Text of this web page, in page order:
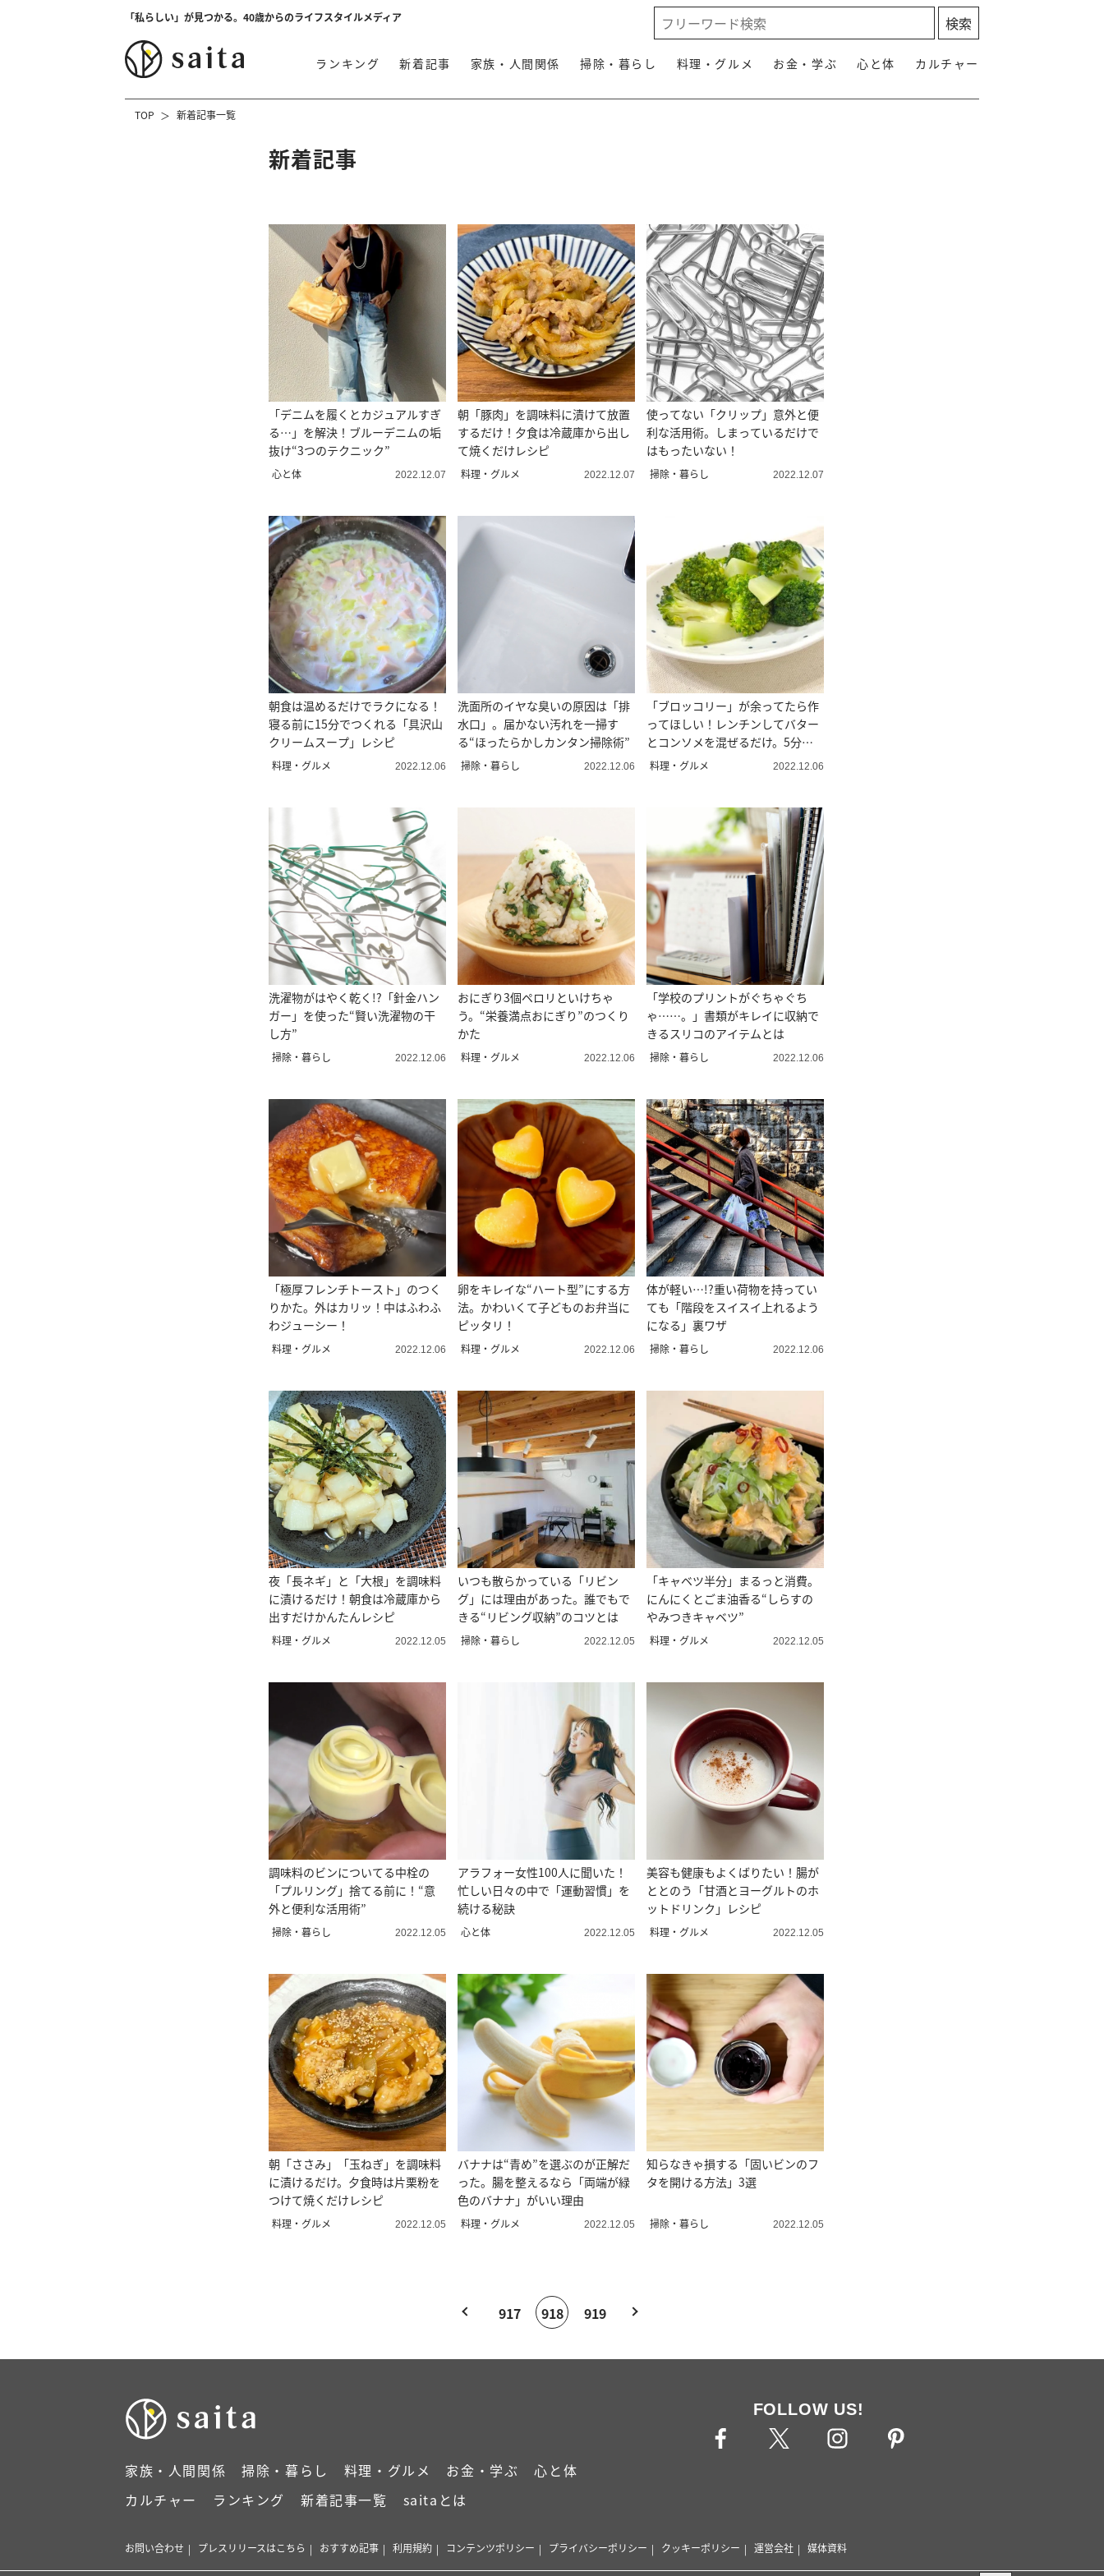
「私らしい」が見つかる。40歳からのライフスタイルメディア
ランキング 新着記事 家族・人間関係 掃除・暮らし 料理・グルメ お金・学ぶ 心と体 カルチャー
TOP 新着記事一覧
新着記事
「デニムを履くとカジュアルすぎ
る…」を解決！ブルーデニムの垢
抜け“3つのテクニック”
心と体 2022.12.07
朝「豚肉」を調味料に漬けて放置
するだけ！夕食は冷蔵庫から出し
て焼くだけレシピ
料理・グルメ 2022.12.07
使ってない「クリップ」意外と便
利な活用術。しまっているだけで
はもったいない！
掃除・暮らし 2022.12.07
朝食は温めるだけでラクになる！
寝る前に15分でつくれる「具沢山
クリームスープ」レシピ
料理・グルメ 2022.12.06
洗面所のイヤな臭いの原因は「排
水口」。届かない汚れを一掃す
る“ほったらかしカンタン掃除術”
掃除・暮らし 2022.12.06
「ブロッコリー」が余ってたら作
ってほしい！レンチンしてバター
とコンソメを混ぜるだけ。5分レ
シピ
料理・グルメ 2022.12.06
洗濯物がはやく乾く!?「針金ハン
ガー」を使った“賢い洗濯物の干
し方”
掃除・暮らし 2022.12.06
おにぎり3個ペロリといけちゃ
う。“栄養満点おにぎり”のつくり
かた
料理・グルメ 2022.12.06
「学校のプリントがぐちゃぐち
ゃ……。」書類がキレイに収納で
きるスリコのアイテムとは
掃除・暮らし 2022.12.06
「極厚フレンチトースト」のつく
りかた。外はカリッ！中はふわふ
わジューシー！
料理・グルメ 2022.12.06
卵をキレイな“ハート型”にする方
法。かわいくて子どものお弁当に
ピッタリ！
料理・グルメ 2022.12.06
体が軽い…!?重い荷物を持ってい
ても「階段をスイスイ上れるよう
になる」裏ワザ
掃除・暮らし 2022.12.06
夜「長ネギ」と「大根」を調味料
に漬けるだけ！朝食は冷蔵庫から
出すだけかんたんレシピ
料理・グルメ 2022.12.05
いつも散らかっている「リビン
グ」には理由があった。誰でもで
きる“リビング収納”のコツとは
掃除・暮らし 2022.12.05
「キャベツ半分」まるっと消費。
にんにくとごま油香る“しらすの
やみつきキャベツ”
料理・グルメ 2022.12.05
調味料のビンについてる中栓の
「プルリング」捨てる前に！“意
外と便利な活用術”
掃除・暮らし 2022.12.05
アラフォー女性100人に聞いた！
忙しい日々の中で「運動習慣」を
続ける秘訣
心と体 2022.12.05
美容も健康もよくばりたい！腸が
ととのう「甘酒とヨーグルトのホ
ットドリンク」レシピ
料理・グルメ 2022.12.05
朝「ささみ」「玉ねぎ」を調味料
に漬けるだけ。夕食時は片栗粉を
つけて焼くだけレシピ
料理・グルメ 2022.12.05
バナナは“青め”を選ぶのが正解だ
った。腸を整えるなら「両端が緑
色のバナナ」がいい理由
料理・グルメ 2022.12.05
知らなきゃ損する「固いビンのフ
タを開ける方法」3選
掃除・暮らし 2022.12.05
917 918 919
家族・人間関係 掃除・暮らし 料理・グルメ お金・学ぶ
心と体
カルチャー
ランキング 新着記事一覧 saitaとは
FOLLOW US!
お問い合わせ プレスリリースはこちら おすすめ記事 利用規約 コンテンツポリシー プライバシーポリシー クッキーポリシー 運営会社 媒体資料